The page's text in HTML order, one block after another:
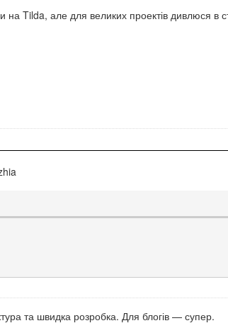
на Tilda, але для великих проектів дивлюся в
та швидка розробка. Для блогів — супер.